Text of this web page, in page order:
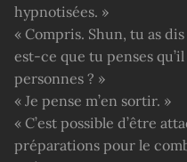
hypnotisées. »
« Compris. Shun, tu as
est-ce que tu penses
personnes ? »
« Je pense m’en sortir. »
« C’est possible d’être
préparations pour le